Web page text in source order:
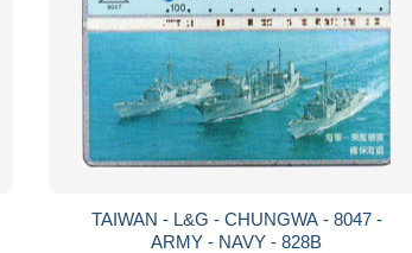
TAIWAN - L&G - CHUNGWA - 8047 -
ARMY - NAVY - 828B